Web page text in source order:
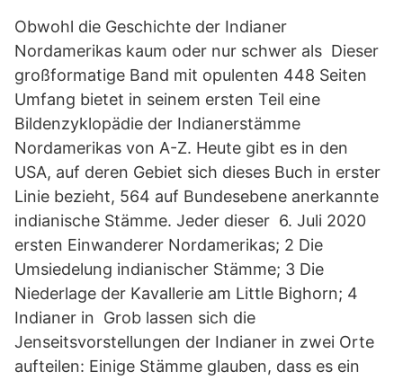
Obwohl die Geschichte der Indianer
Nordamerikas kaum oder nur schwer als Dieser
großformatige Band mit opulenten 448 Seiten
Umfang bietet in seinem ersten Teil eine
Bildenzyklopädie der Indianerstämme
Nordamerikas von A-Z. Heute gibt es in den
USA, auf deren Gebiet sich dieses Buch in erster
Linie bezieht, 564 auf Bundesebene anerkannte
indianische Stämme. Jeder dieser 6. Juli 2020
ersten Einwanderer Nordamerikas; 2 Die
Umsiedelung indianischer Stämme; 3 Die
Niederlage der Kavallerie am Little Bighorn; 4
Indianer in Grob lassen sich die
Jenseitsvorstellungen der Indianer in zwei Orte
aufteilen: Einige Stämme glauben, dass es ein